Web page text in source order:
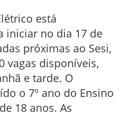
está
iniciar no dia 17 de
próximas ao Sesi,
vagas disponíveis,
e tarde. O
o 7º ano do Ensino
18 anos. As